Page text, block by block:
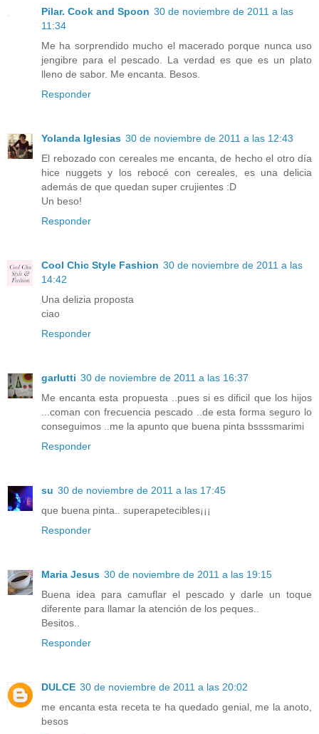
Pilar. Cook and Spoon 30 de noviembre de 2011 a las
11:34
Me ha sorprendido mucho el macerado porque nunca uso
jengibre para el pescado. La verdad es que es un plato
lleno de sabor. Me encanta. Besos.
Responder
Yolanda Iglesias 30 de noviembre de 2011 a las 12:43
El rebozado con cereales me encanta, de hecho el otro día
hice nuggets y los rebocé con cereales, es una delicia
además de que quedan super crujientes :D
Un beso!
Responder
Cool Chic Style Fashion 30 de noviembre de 2011 a las
14:42
Una delizia proposta
ciao
Responder
garlutti 30 de noviembre de 2011 a las 16:37
Me encanta esta propuesta ..pues si es dificil que los hijos
...coman con frecuencia pescado ..de esta forma seguro lo
conseguimos ..me la apunto que buena pinta bssssmarimi
Responder
su 30 de noviembre de 2011 a las 17:45
que buena pinta.. superapetecibles¡¡¡
Responder
Maria Jesus 30 de noviembre de 2011 a las 19:15
Buena idea para camuflar el pescado y darle un toque
diferente para llamar la atención de los peques..
Besitos..
Responder
DULCE 30 de noviembre de 2011 a las 20:02
me encanta esta receta te ha quedado genial, me la anoto,
besos